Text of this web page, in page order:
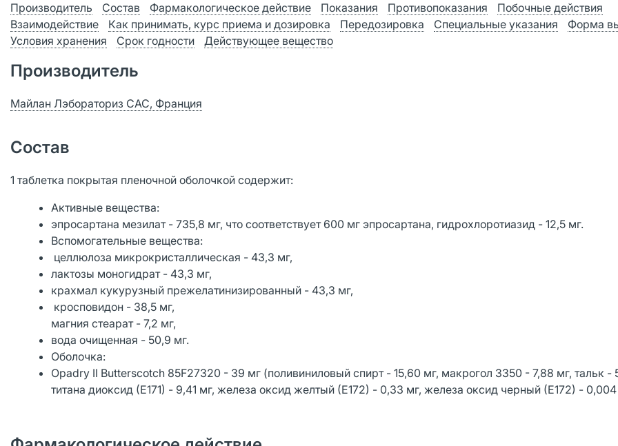
Производитель Состав Фармакологическое действие Показания Противопоказания
Побочные действия
Взаимодействие
Как принимать, курс приема и дозировка Передозировка Специальные указания
Форма
Условия хранения
Срок годности Действующее вещество
Производитель
Майлан Лэбораториз САС, Франция
Состав
1 таблетка покрытая пленочной оболочкой содержит:
Активные вещества:
эпросартана мезилат - 735,8 мг, что соответствует 600 мг эпросартана, гидрохлоротиазид - 12,5 мг.
Вспомогательные вещества:
целлюлоза микрокристаллическая - 43,3 мг,
лактозы моногидрат - 43,3 мг,
крахмал кукурузный прежелатинизированный - 43,3 мг,
кросповидон - 38,5 мг,
магния стеарат - 7,2 мг,
вода очищенная - 50,9 мг.
Оболочка:
Opadry II Butterscotch 85F27320 - 39 мг (поливиниловый спирт - 15,60 мг, макрогол 3350 - 7,88 мг, тальк -
титана диоксид (Е171) - 9,41 мг, железа оксид желтый (Е172) - 0,33 мг, железа оксид черный (Е172) -